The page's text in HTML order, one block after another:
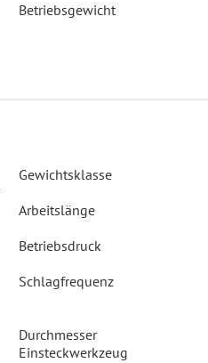
Betriebsgewicht
Gewichtsklasse
Arbeitslänge
Betriebsdruck
Schlagfrequenz
Durchmesser
Einsteckwerkzeug